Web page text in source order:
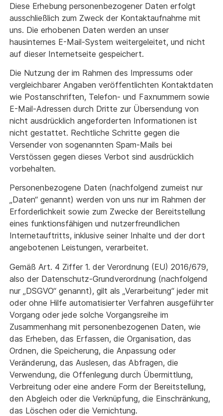
Diese Erhebung personenbezogener Daten erfolgt
ausschließlich zum Zweck der Kontaktaufnahme mit
uns. Die erhobenen Daten werden an unser
hausinternes E-Mail-System weitergeleitet, und nicht
auf dieser Internetseite gespeichert.
Die Nutzung der im Rahmen des Impressums oder
vergleichbarer Angaben veröffentlichten Kontaktdaten
wie Postanschriften, Telefon- und Faxnummern sowie
E-Mail-Adressen durch Dritte zur Übersendung von
nicht ausdrücklich angeforderten Informationen ist
nicht gestattet. Rechtliche Schritte gegen die
Versender von sogenannten Spam-Mails bei
Verstössen gegen dieses Verbot sind ausdrücklich
vorbehalten.
Personenbezogene Daten (nachfolgend zumeist nur
„Daten“ genannt) werden von uns nur im Rahmen der
Erforderlichkeit sowie zum Zwecke der Bereitstellung
eines funktionsfähigen und nutzerfreundlichen
Internetauftritts, inklusive seiner Inhalte und der dort
angebotenen Leistungen, verarbeitet.
Gemäß Art. 4 Ziffer 1. der Verordnung (EU) 2016/679,
also der Datenschutz-Grundverordnung (nachfolgend
nur „DSGVO“ genannt), gilt als „Verarbeitung“ jeder mit
oder ohne Hilfe automatisierter Verfahren ausgeführter
Vorgang oder jede solche Vorgangsreihe im
Zusammenhang mit personenbezogenen Daten, wie
das Erheben, das Erfassen, die Organisation, das
Ordnen, die Speicherung, die Anpassung oder
Veränderung, das Auslesen, das Abfragen, die
Verwendung, die Offenlegung durch Übermittlung,
Verbreitung oder eine andere Form der Bereitstellung,
den Abgleich oder die Verknüpfung, die Einschränkung,
das Löschen oder die Vernichtung.